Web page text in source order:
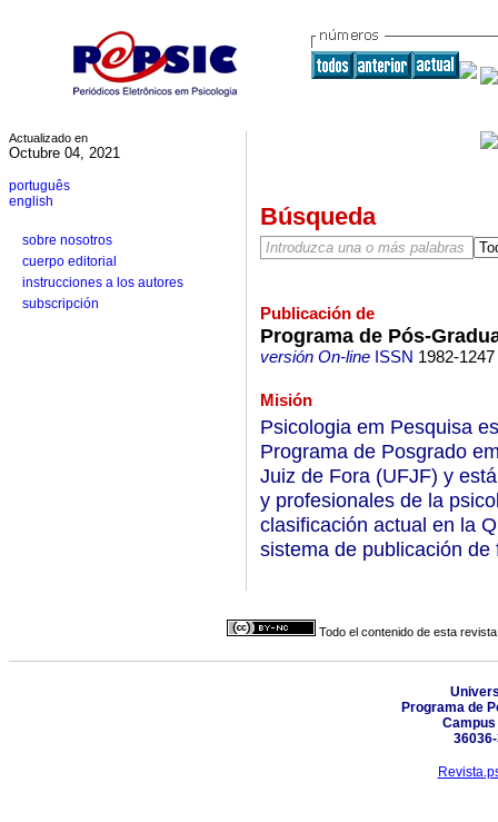
Actualizado en
Octubre 04, 2021
português
english
sobre nosotros
cuerpo editorial
instrucciones a los autores
subscripción
Búsqueda
Publicación de
Programa de Pós-
versión On-lineISSN 1982-1247
Misión
Psicologia em Pesquisa
Programa de Posgrado
Juiz de Fora (UFJF) y
y profesionales de la
clasificación actual en la
sistema de publicación de
Todo el contenido de esta
Programa de